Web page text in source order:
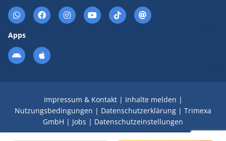
Apps
Impressum & Kontakt| Inhalte melden |
Nutzungsbedingungen | Datenschutzerklärung | Trimexa
GmbH | Jobs | Datenschutzeinstellungen